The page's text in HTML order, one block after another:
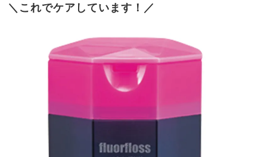
＼これでケアしています！／